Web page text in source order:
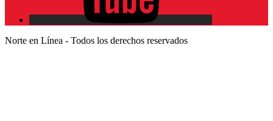
Norte en Línea - Todos los derechos reservados